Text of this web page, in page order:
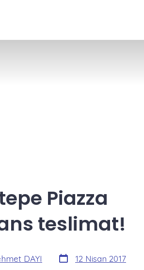
Piazza
teslimat!
DAYI Yazı
tarihi
12 Nisan 2017